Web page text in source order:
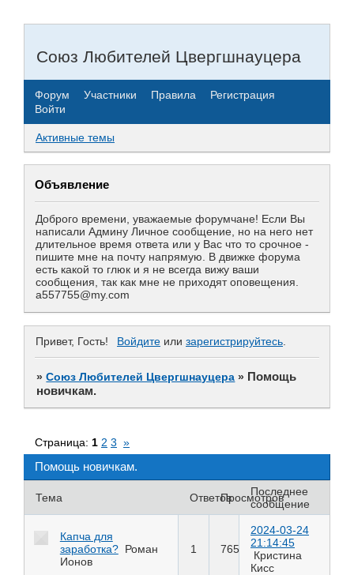
Союз Любителей Цвергшнауцера
Форум Участники Правила
Регистрация
Войти
Активные темы
Объявление
Доброго времени, уважаемые форумчане! Если Вы
написали Админу Личное сообщение, но на него нет
длительное время ответа или у Вас что то срочное -
пишите мне на почту напрямую. В движке форума
есть какой то глюк и я не всегда вижу ваши
сообщения, так как мне не приходят оповещения.
a557755@my.com
Привет, Гость! Войдите или зарегистрируйтесь.
»Союз Любителей Цвергшнауцера » Помощь
новичкам.
Помощь новичкам.
Страница: 1 2 3 »
Тема ОтветовПросмотров
Последнее
сообщение
Капча для
заработка? Роман
Ионов
1 765
2024-03-24
21:14:45
Кристина
Кисс